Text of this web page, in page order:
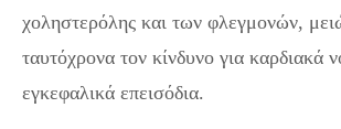
χοληστερόλης και των φλεγμονών,
ταυτόχρονα τον κίνδυνο για καρδιακά
εγκεφαλικά επεισόδια.